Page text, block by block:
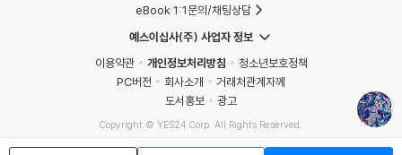
eBook 1:1문의/채팅상담
예스이십사(주) 사업자 정보
이용약관
개인정보처리방침
청소년보호정책
PC버전
회사소개
거래처관계자께
도서홍보
광고
Copyright © YES24 Corp. All Rights Reserved.